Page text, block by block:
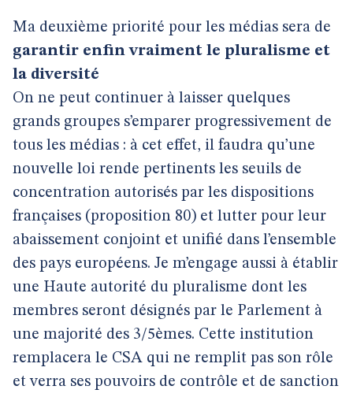
Ma deuxième priorité pour les médias sera de
garantir enfin vraiment le pluralisme et
la diversité
On ne peut continuer à laisser quelques
grands groupes s’emparer progressivement de
tous les médias : à cet effet, il faudra qu’une
nouvelle loi rende pertinents les seuils de
concentration autorisés par les dispositions
françaises (proposition 80) et lutter pour leur
abaissement conjoint et unifié dans l’ensemble
des pays européens. Je m’engage aussi à établir
une Haute autorité du pluralisme dont les
membres seront désignés par le Parlement à
une majorité des 3/5èmes. Cette institution
remplacera le CSA qui ne remplit pas son rôle
et verra ses pouvoirs de contrôle et de sanction